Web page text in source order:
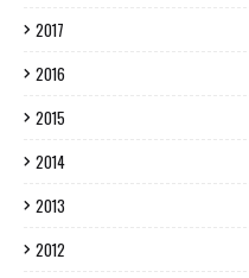
2017
2016
2015
2014
2013
2012